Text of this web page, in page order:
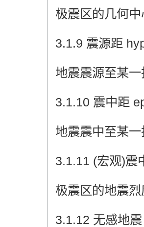
极震区的几何
3.1.9 震源距
地震震源至某
3.1.10 震中距
地震震中至某
3.1.11 (宏观)震
极震区的地震
3.1.12 无感地